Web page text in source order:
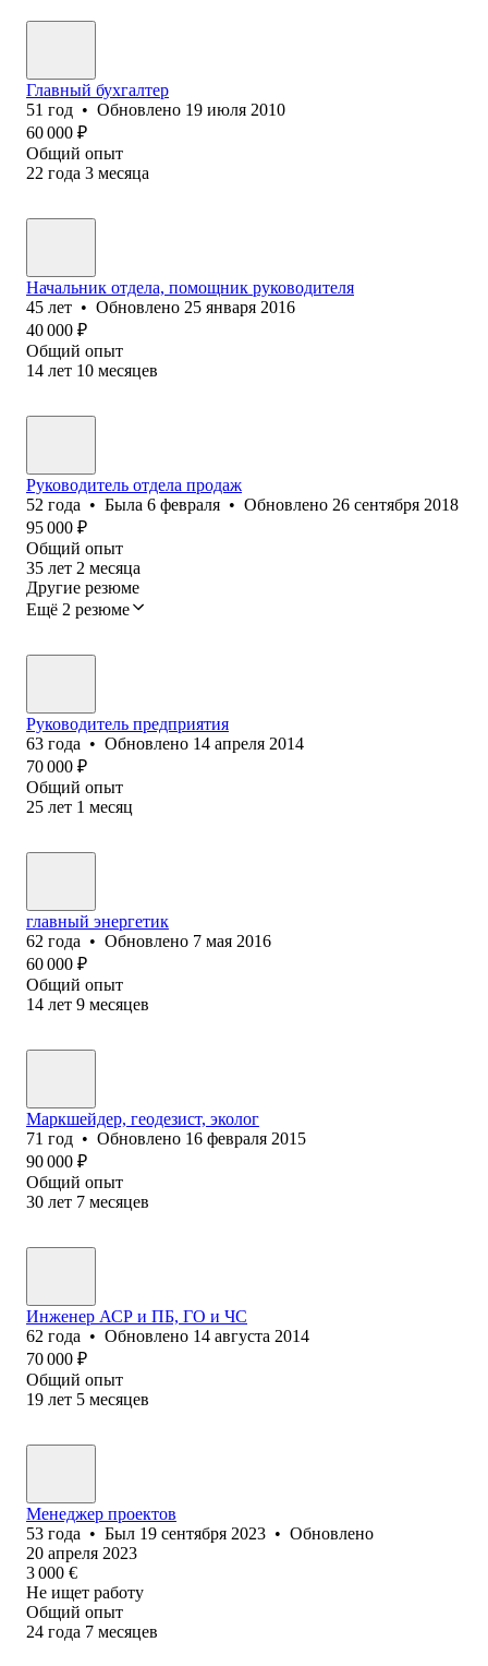
Главный бухгалтер
51 год • Обновлено 19 июля 2010
60 000 ₽
Общий опыт
22 года 3 месяца
Начальник отдела, помощник руководителя
45 лет • Обновлено 25 января 2016
40 000 ₽
Общий опыт
14 лет 10 месяцев
Руководитель отдела продаж
52 года • Была 6 февраля • Обновлено 26 сентября 2018
95 000 ₽
Общий опыт
35 лет 2 месяца
Другие резюме
Ещё 2 резюме
Руководитель предприятия
63 года • Обновлено 14 апреля 2014
70 000 ₽
Общий опыт
25 лет 1 месяц
главный энергетик
62 года • Обновлено 7 мая 2016
60 000 ₽
Общий опыт
14 лет 9 месяцев
Маркшейдер, геодезист, эколог
71 год • Обновлено 16 февраля 2015
90 000 ₽
Общий опыт
30 лет 7 месяцев
Инженер АСР и ПБ, ГО и ЧС
62 года • Обновлено 14 августа 2014
70 000 ₽
Общий опыт
19 лет 5 месяцев
Менеджер проектов
53 года • Был 19 сентября 2023 • Обновлено
20 апреля 2023
3 000 €
Не ищет работу
Общий опыт
24 года 7 месяцев